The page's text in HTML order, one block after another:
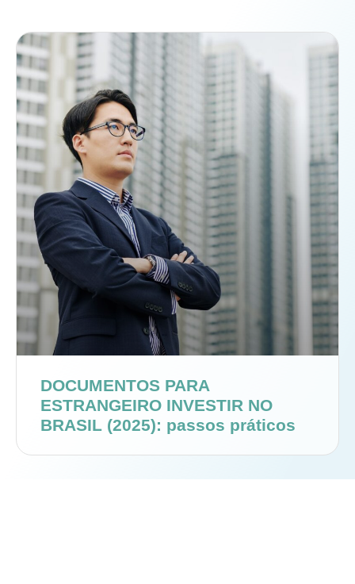
DOCUMENTOS PARA
ESTRANGEIRO INVESTIR NO
BRASIL (2025): passos práticos